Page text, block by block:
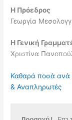
Η Πρόεδρος
Γεωργία
Η Γενική
Χριστίνα
Καθαρά ποσά ανά
& Αναπληρωτές